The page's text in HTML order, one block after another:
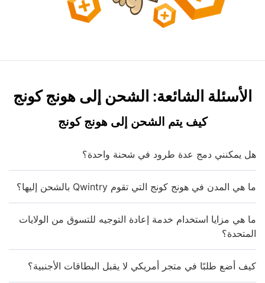
الأسئلة الشائعة: الشحن إلى هونج كونج
كيف يتم الشحن إلى هونج كونج
هل يمكنني دمج عدة طرود في شحنة واحدة؟
ما هي المدن في هونج كونج التي تقوم Qwintry بالشحن إليها؟
ما هي مزايا استخدام خدمة إعادة التوجيه للتسوق من الولايات
المتحدة؟
كيف أضع طلبًا في متجر أمريكي لا يقبل البطاقات الأجنبية؟